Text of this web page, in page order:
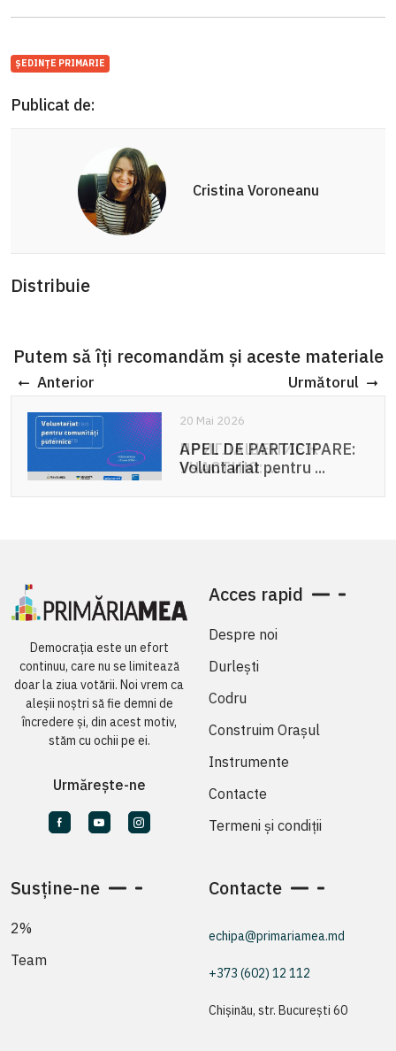
ȘEDINȚE PRIMARIE
Publicat de:
Cristina Voroneanu
Distribuie
Putem să îți recomandăm și aceste materiale
Anterior Următorul
20 Mai 2026
APEL DE PARTICIPARE:
Voluntariat pentru ...
Democrația este un efort
continuu, care nu se limitează
doar la ziua votării. Noi vrem ca
aleșii noștri să fie demni de
încredere și, din acest motiv,
stăm cu ochii pe ei.
Urmărește-ne
Acces rapid
Despre noi
Durlești
Codru
Construim Orașul
Instrumente
Contacte
Termeni și condiții
Susține-ne
2%
Team
Contacte
echipa@primariamea.md
+373 (602) 12 112
Chișinău, str. București 60